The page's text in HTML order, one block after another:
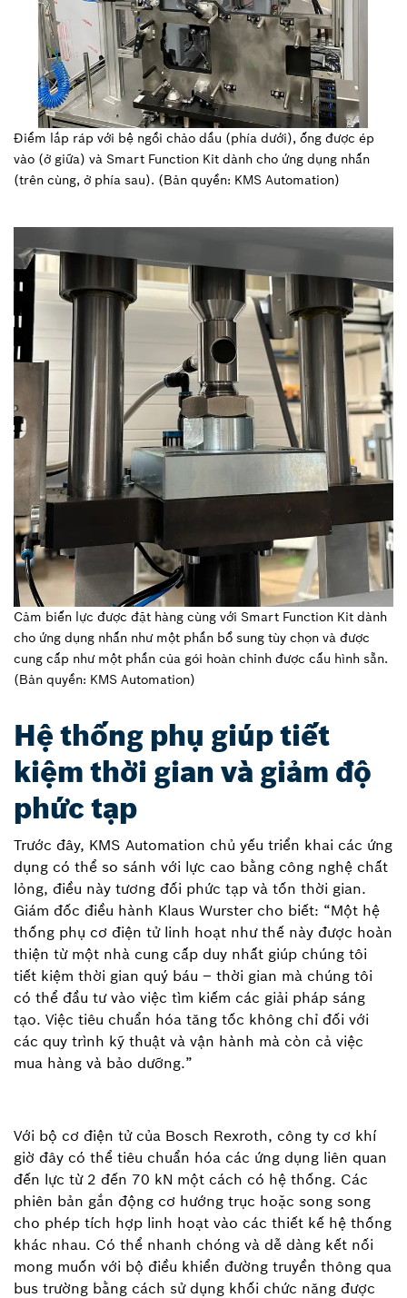
Điểm lắp ráp với bệ ngồi chảo dầu (phía dưới), ống được ép
vào (ở giữa) và Smart Function Kit dành cho ứng dụng nhấn
(trên cùng, ở phía sau). (Bản quyền: KMS Automation)
Cảm biến lực được đặt hàng cùng với Smart Function Kit dành
cho ứng dụng nhấn như một phần bổ sung tùy chọn và được
cung cấp như một phần của gói hoàn chỉnh được cấu hình sẵn.
(Bản quyền: KMS Automation)
Hệ thống phụ giúp tiết
kiệm thời gian và giảm độ
phức tạp
Trước đây, KMS Automation chủ yếu triển khai các ứng
dụng có thể so sánh với lực cao bằng công nghệ chất
lỏng, điều này tương đối phức tạp và tốn thời gian.
Giám đốc điều hành Klaus Wurster cho biết: “Một hệ
thống phụ cơ điện tử linh hoạt như thế này được hoàn
thiện từ một nhà cung cấp duy nhất giúp chúng tôi
tiết kiệm thời gian quý báu – thời gian mà chúng tôi
có thể đầu tư vào việc tìm kiếm các giải pháp sáng
tạo. Việc tiêu chuẩn hóa tăng tốc không chỉ đối với
các quy trình kỹ thuật và vận hành mà còn cả việc
mua hàng và bảo dưỡng.”
Với bộ cơ điện tử của Bosch Rexroth, công ty cơ khí
giờ đây có thể tiêu chuẩn hóa các ứng dụng liên quan
đến lực từ 2 đến 70 kN một cách có hệ thống. Các
phiên bản gắn động cơ hướng trục hoặc song song
cho phép tích hợp linh hoạt vào các thiết kế hệ thống
khác nhau. Có thể nhanh chóng và dễ dàng kết nối
mong muốn với bộ điều khiển đường truyền thông qua
bus trường bằng cách sử dụng khối chức năng được